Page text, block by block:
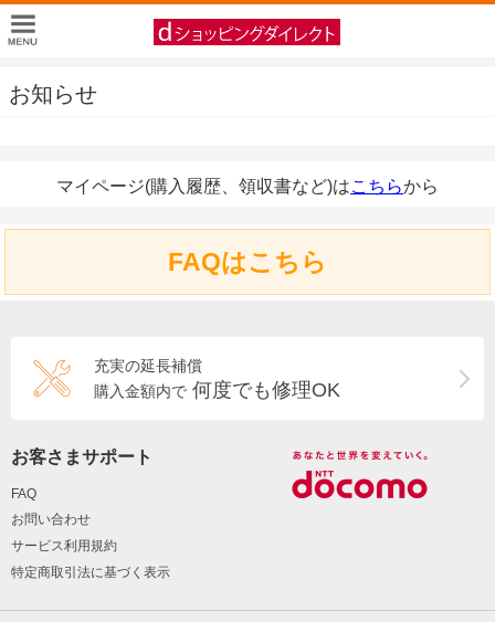
お知らせ
マイページ(購入履歴、領収書など)はこちらから
FAQはこちら
充実の延長補償
購入金額内で 何度でも修理OK
お客さまサポート
FAQ
お問い合わせ
サービス利用規約
特定商取引法に基づく表示